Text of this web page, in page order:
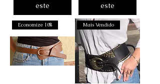
este
este
Economize 10% Mais Vendido